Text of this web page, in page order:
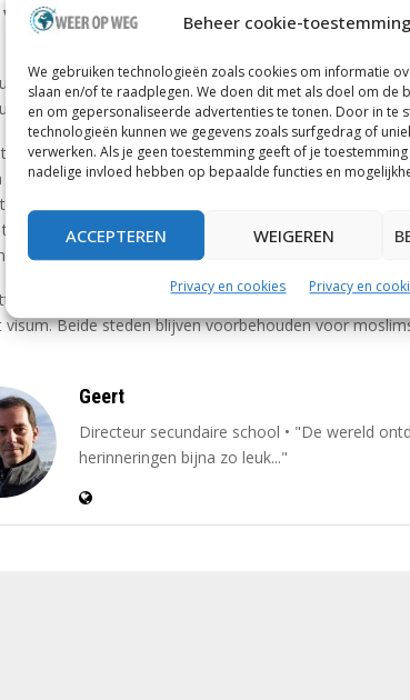
Beheer cookie-toestemming
We gebruiken technologieën zoals cookies om informatie
slaan en/of te raadplegen. We doen dit met als doel om de
en om gepersonaliseerde advertenties te tonen. Door in te
technologieën kunnen we gegevens zoals surfgedrag of
verwerken. Als je geen toestemming geeft of je
nadelige invloed hebben op bepaalde functies en
ACCEPTEREN WEIGEREN
Privacy en cookies Privacy en
in.
oliestaat verschaft voortaan ook visa aan inwoners
Unie, de V.S., China en Japan. Saoedi-Arabië
naar 10% inkomsten uit toerisme tegenover amper
wel gewaarschuwd: het blijft een streng islamitisch
Zo wordt aan vrouwen gevraagd de
onder de knieën. Affectie tonen in het openbaar
de ramadan is niet toegestaan. Iedere ervaren
want in het populaire
Dubai
nog dit: de tot de verbeelding sprekende steden
visum. Beide steden blijven voorbehouden voor
Geert
Directeur secundaire school • "De wereld
herinneringen bijna zo leuk..."